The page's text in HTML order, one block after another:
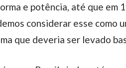
e potência, até que em
considerar esse como
que deveria ser levado